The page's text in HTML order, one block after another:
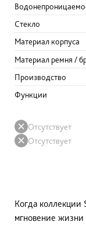
Стекло
Материал корпуса
Материал ремня /
Производство
Функции
Отсутствует
Отсутствует
Когда
мгновение жизни